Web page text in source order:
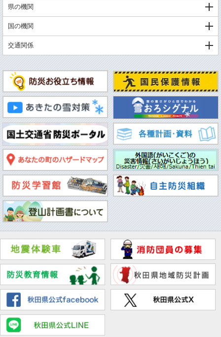
県の機関
国の機関
交通関係